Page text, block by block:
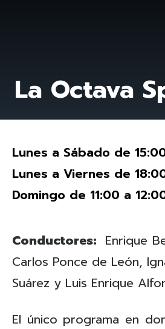
La Octava
Lunes a Sábado de
Lunes a Viernes de
Domingo de 11:00 a
Conductores: Enrique
Carlos Ponce de León,
Suárez y Luis Enrique
El único programa en